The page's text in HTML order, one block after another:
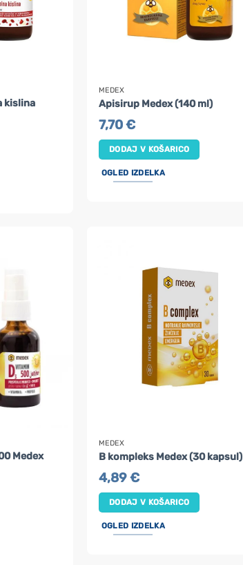
kislina
MEDEX
Apisirup Medex (140 ml)
7,70€
DODAJ V KOŠARICO
OGLED IZDELKA
Medex
MEDEX
B kompleks Medex (30 kapsul)
4,89€
DODAJ V KOŠARICO
OGLED IZDELKA